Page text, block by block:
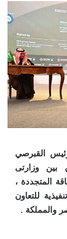
القبرصي
بين وزارتى
المتجددة ،
للتعاون
والمملكة .